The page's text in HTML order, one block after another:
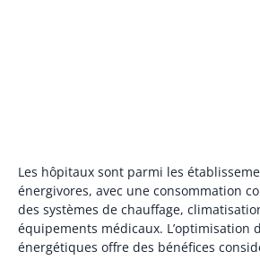
Les hôpitaux sont parmi les
énergivores, avec une consommation
des systèmes de chauffage,
équipements médicaux. L’optimisation
énergétiques offre des bénéfices